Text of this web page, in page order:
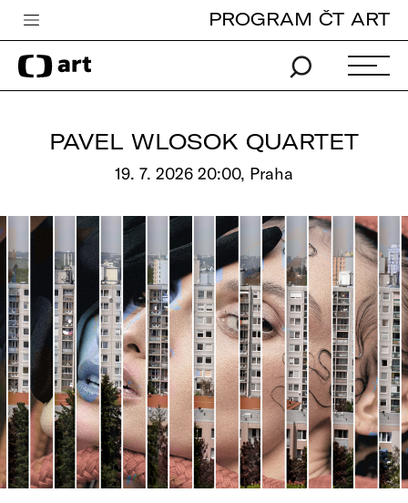
Česká televize
Zpravodajství
Pro děti
edu
Vše o ČT
PROGRAM ČT ART
PAVEL WLOSOK QUARTET
19. 7. 2026 20:00, Praha